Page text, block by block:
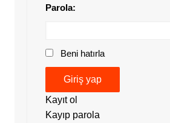
Parola:
Beni hatırla
Giriş yap
Kayıt ol
Kayıp parola